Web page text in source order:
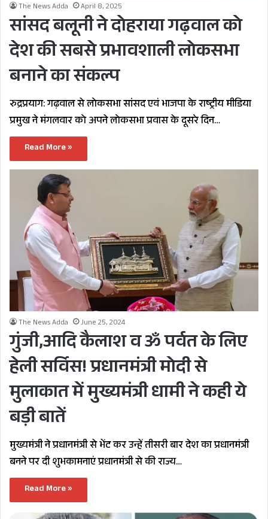
The News Adda April 8, 2025
सांसद बलूनी ने दोहराया गढ़वाल को
देश की सबसे प्रभावशाली लोकसभा
बनाने का संकल्प
रुद्रप्रयाग: गढ़वाल से लोकसभा सांसद एवं भाजपा के राष्ट्रीय मीडिया
प्रमुख ने मंगलवार को अपने लोकसभा प्रवास के दूसरे दिन…
Read More »
The News Adda June 25, 2024
गुंजी,आदि कैलाश व ॐ पर्वत के लिए
हेली सर्विस! प्रधानमंत्री मोदी से
मुलाकात में मुख्यमंत्री धामी ने कही ये
बड़ी बातें
मुख्यमंत्री ने प्रधानमंत्री से भेंट कर उन्हें तीसरी बार देश का प्रधानमंत्री
बनने पर दी शुभकामनाएं प्रधानमंत्री से की राज्य…
Read More »